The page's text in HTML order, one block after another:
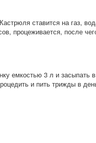
ставится на газ,
процеживается, после
емкостью 3 л и засыпать
и пить трижды в